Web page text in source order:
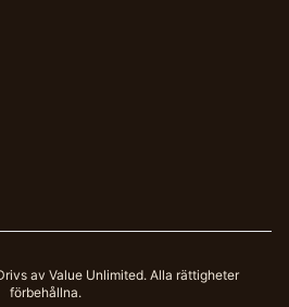
av Value Unlimited. Alla rättigheter
förbehållna.